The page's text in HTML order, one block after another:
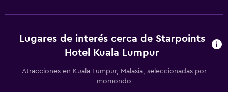
Vista a la ciudad
Espacio de almacenamiento
Sistema de entretenimiento
Lugares de interés cerca de Starpoints
Hotel Kuala Lumpur
Atracciones en Kuala Lumpur, Malasia, seleccionadas por
momondo